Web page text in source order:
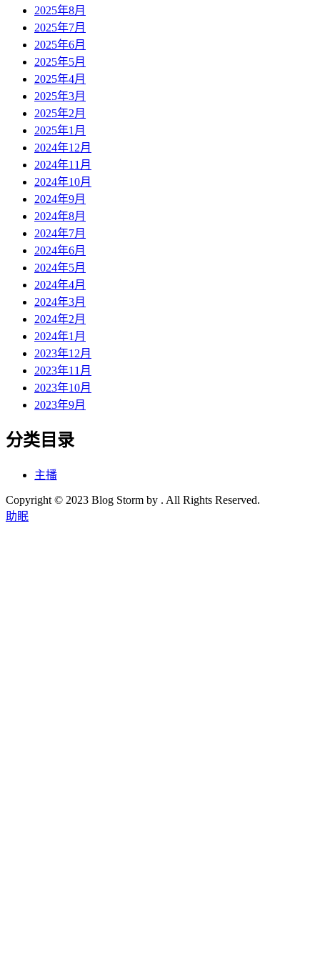
2025年8月
2025年7月
2025年6月
2025年5月
2025年4月
2025年3月
2025年2月
2025年1月
2024年12月
2024年11月
2024年10月
2024年9月
2024年8月
2024年7月
2024年6月
2024年5月
2024年4月
2024年3月
2024年2月
2024年1月
2023年12月
2023年11月
2023年10月
2023年9月
分类目录
主播
Copyright © 2023 Blog Storm by . All Rights Reserved.
助眠